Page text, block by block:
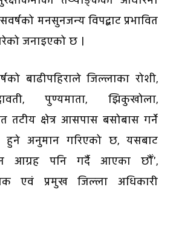
मनसुनजन्य विपद्बाट प्रभावित
जनाइएको छ ।
बाढीपहिराले जिल्लाका रोशी,
पुण्यमाता, झिकुखोला,
तटीय क्षेत्र आसपास बसोबास गर्ने
हुने अनुमान गरिएको छ, यसबाट
आग्रह पनि गर्दै आएका छौँ',
एवं प्रमुख जिल्ला अधिकारी